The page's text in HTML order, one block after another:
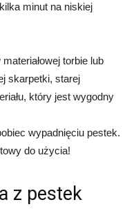
minut na niskiej
torbie lub
skarpetki, starej
który jest wygodny
wypadnięciu pestek.
do użycia!
z pestek